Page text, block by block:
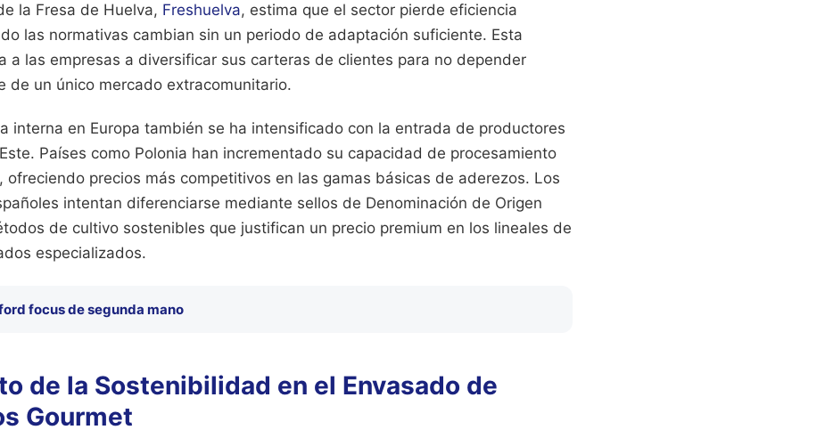
la Fresa de Huelva, Freshuelva, estima que el sector pierde eficiencia
las normativas cambian sin un periodo de adaptación suficiente. Esta
a las empresas a diversificar sus carteras de clientes para no depender
de un único mercado extracomunitario.
interna en Europa también se ha intensificado con la entrada de productores
Países como Polonia han incrementado su capacidad de procesamiento
ofreciendo precios más competitivos en las gamas básicas de aderezos. Los
intentan diferenciarse mediante sellos de Denominación de Origen
de cultivo sostenibles que justifican un precio premium en los lineales de
especializados.
focus de segunda mano
de la Sostenibilidad en el Envasado de
Gourmet